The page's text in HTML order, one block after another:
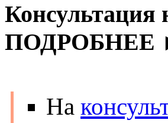
ПОДРОБНЕЕ
На